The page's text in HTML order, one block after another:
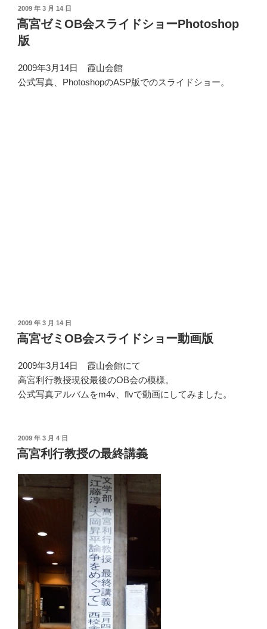
投
稿
日:
2009 年 3 月 14 日
高宮ゼミOB会スライドショーPhotoshop
版
2009年3月14日 霞山会館
公式写真、PhotoshopのASP版でのスライドショー。
投
稿
日:
2009 年 3 月 14 日
高宮ゼミOB会スライドショー動画版
2009年3月14日 霞山会館にて
高宮利行教授現役最後のOB会の模様。
公式写真アルバムをm4v、flvで動画にしてみました。
投
稿
日:
2009 年 3 月 4 日
高宮利行教授の最終講義